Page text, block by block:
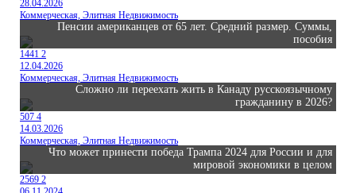
28.04.2026
Коммерческая, Элитная Недвижимость
Пенсии американцев от 65 лет. Средний размер. Суммы,
пособия
1441 2
12.04.2026
Коммерческая, Элитная Недвижимость
Сложно ли переехать жить в Канаду русскоязычному
гражданину в 2026?
507 4
14.03.2026
Коммерческая, Элитная Недвижимость
Что может принести победа Трампа 2024 для России и для
мировой экономики в целом
2569 2